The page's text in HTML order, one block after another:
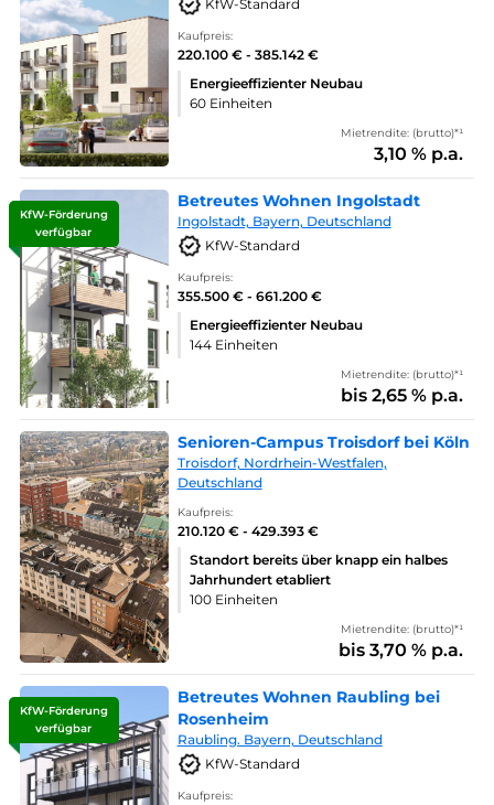
KfW-Standard
Kaufpreis:
220.100 € - 385.142 €
Energieeffizienter Neubau
60 Einheiten
Mietrendite: (brutto)*¹
3,10 % p.a.
KfW-Förderung
verfügbar
Betreutes Wohnen Ingolstadt
Ingolstadt, Bayern, Deutschland
KfW-Standard
Kaufpreis:
355.500 € - 661.200 €
Energieeffizienter Neubau
144 Einheiten
Mietrendite: (brutto)*¹
bis 2,65 % p.a.
Senioren-Campus Troisdorf bei Köln
Troisdorf, Nordrhein-Westfalen,
Deutschland
Kaufpreis:
210.120 € - 429.393 €
Standort bereits über knapp ein halbes
Jahrhundert etabliert
100 Einheiten
Mietrendite: (brutto)*¹
bis 3,70 % p.a.
KfW-Förderung
verfügbar
Betreutes Wohnen Raubling bei
Rosenheim
Raubling. Bayern, Deutschland
KfW-Standard
Kaufpreis: